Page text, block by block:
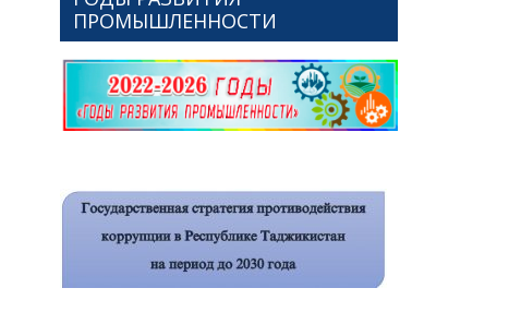
ПРОМЫШЛЕННОСТИ